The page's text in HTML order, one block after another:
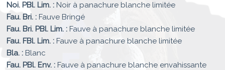
Noi. PBl. Lim. : Noir à panachure blanche limitée
Fau. Bri. : Fauve Bringé
Fau. Bri. PBl. Lim. : Fauve à panachure blanche limitée
Fau. FBl. Lim. : Fauve à panachure blanche limitée
Bla. : Blanc
Fau. PBl. Env. : Fauve à panachure blanche envahissante